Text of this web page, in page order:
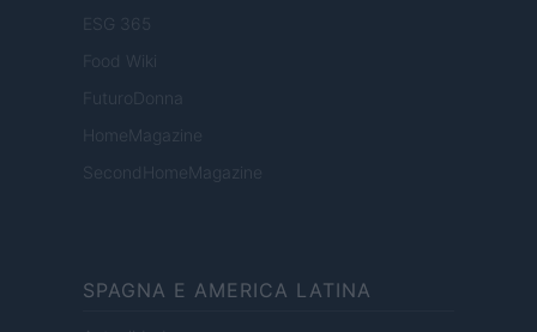
ESG 365
Food Wiki
FuturoDonna
HomeMagazine
SecondHomeMagazine
SPAGNA E AMERICA LATINA